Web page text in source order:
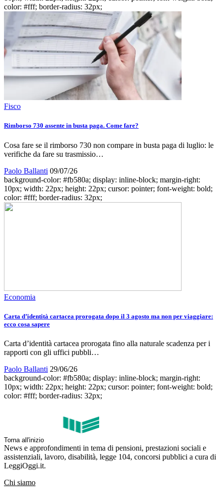
color: #fff; border-radius: 32px;
Fisco
Rimborso 730 assente in busta paga. Come fare?
Cosa fare se il rimborso 730 non compare in busta paga di luglio: le
verifiche da fare su trasmissio…
Paolo Ballanti 09/07/26
background-color: #fb580a; display: inline-block; margin-right:
10px; width: 22px; height: 22px; cursor: pointer; font-weight: bold;
color: #fff; border-radius: 32px;
Economia
Carta d’identità cartacea prorogata dopo il 3 agosto ma non per viaggiare:
ecco cosa sapere
Carta d’identità cartacea prorogata fino alla naturale scadenza per i
rapporti con gli uffici pubbli…
Paolo Ballanti 29/06/26
background-color: #fb580a; display: inline-block; margin-right:
10px; width: 22px; height: 22px; cursor: pointer; font-weight: bold;
color: #fff; border-radius: 32px;
Torna all'inizio
News e approfondimenti in tema di pensioni, prestazioni sociali e
assistenziali, lavoro, disabilità, legge 104, concorsi pubblici a cura di
LeggiOggi.it.
Chi siamo